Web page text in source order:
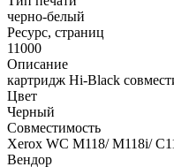
черно-белый
Ресурс, страниц
11000
Описание
картридж Hi-Black
Цвет
Черный
Совместимость
Xerox WC M118/ M118i/
Вендор